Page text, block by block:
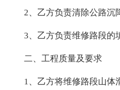
2、乙方负责清除公路沉降
3、乙方负责维修路段的
二、工程质量及要求
1、乙方将维修路段山体